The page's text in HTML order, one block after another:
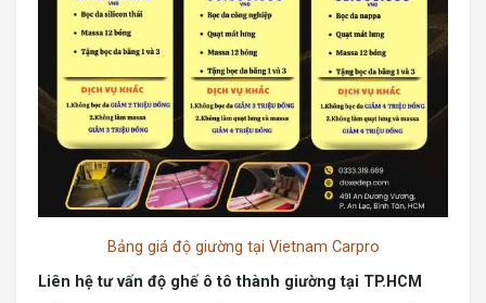
Bảng giá độ giường tại Vietnam Carpro
Liên hệ tư vấn độ ghế ô tô thành giường tại TP.HCM